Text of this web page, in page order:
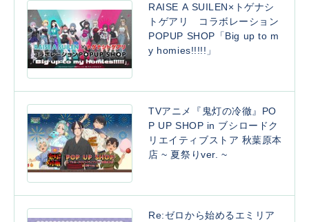
RAISE A SUILEN×トゲナシ
トゲアリ コラボレーション
POPUP SHOP「Big up to m
y homies!!!!!」
TVアニメ『鬼灯の冷徹』PO
P UP SHOP in ブシロードク
リエイティブストア 秋葉原本
店 ~ 夏祭りver. ~
Re:ゼロから始めるエミリア